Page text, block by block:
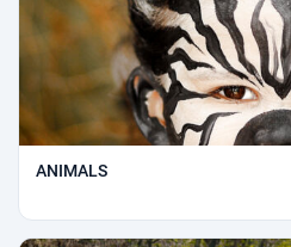
ANIMALS